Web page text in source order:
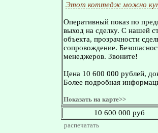
Этот коттедж можно
Оперативный показ по
выход на сделку. С нашей
объекта, прозрачности
сопровождение.
менеджеров. Звоните!
Цена 10 600 000 рублей,
Более подробная
Показать на карте>>
10 600 000 руб
распечатать